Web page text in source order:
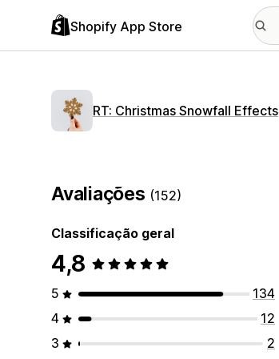
Shopify App Store
RT: Christmas Snowfall Effects
Avaliações (152)
Classificação geral
4,8
5
134
4
12
3
2